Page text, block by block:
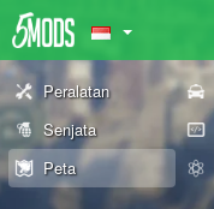
Peralatan
Senjata
Peta